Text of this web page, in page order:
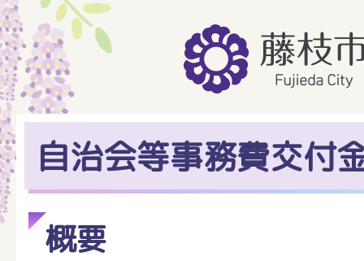
自治会等事務費交付
概要